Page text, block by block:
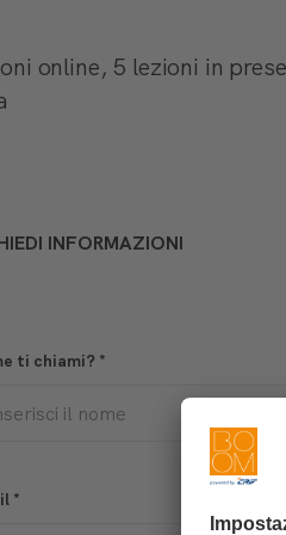
online, 5 lezioni in
INFORMAZIONI
ti chiami? *
*